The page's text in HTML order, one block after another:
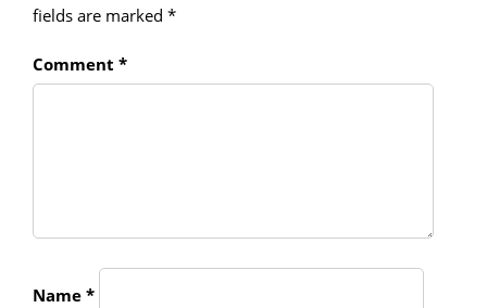
fields are marked *
Comment *
Name *